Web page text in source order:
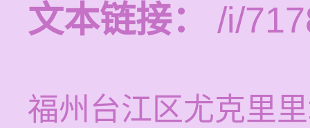
文本链接：
/i/
福州台江区尤克里